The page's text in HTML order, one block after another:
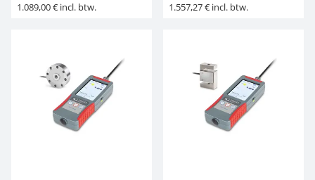
1.089,00 € incl. btw. 1.557,27 € incl. btw.